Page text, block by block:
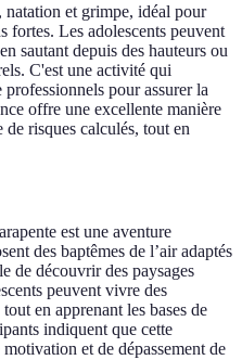
et grimpe, idéal pour
fortes. Les adolescents peuvent
sautant depuis des hauteurs ou
C'est une activité qui
pour assurer la
offre une excellente manière
risques calculés, tout en
est une aventure
des baptêmes de l’air adaptés
de découvrir des paysages
peuvent vivre des
en apprenant les bases de
indiquent que cette
et de dépassement de